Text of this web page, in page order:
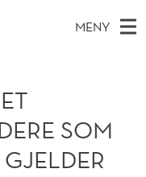
MENY
SOM